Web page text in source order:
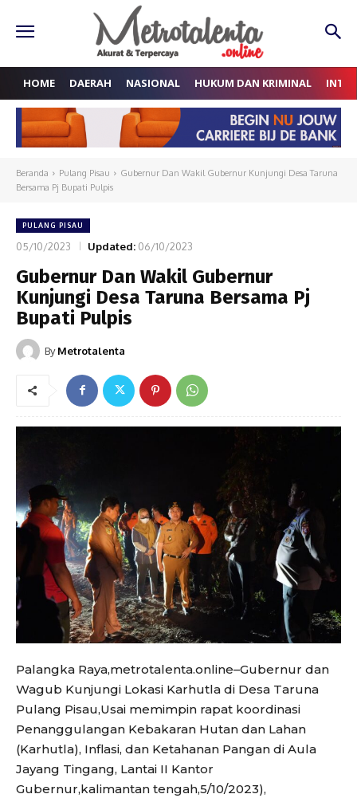
HOME DAERAH NASIONAL HUKUM DAN KRIMINAL
Beranda Pulang Pisau
Gubernur Dan Wakil Gubernur Kunjungi Desa Taruna
Bersama Pj Bupati Pulpis
PULANG PISAU
05/10/2023 Updated: 06/10/2023
Gubernur Dan Wakil Gubernur
Kunjungi Desa Taruna Bersama Pj
Bupati Pulpis
By Metrotalenta
Palangka Raya,metrotalenta.online–Gubernur dan
Wagub Kunjungi Lokasi Karhutla di Desa Taruna
Pulang Pisau,Usai memimpin rapat koordinasi
Penanggulangan Kebakaran Hutan dan Lahan
(Karhutla), Inflasi, dan Ketahanan Pangan di Aula
Jayang Tingang, Lantai II Kantor
Gubernur,kalimantan tengah,5/10/2023),